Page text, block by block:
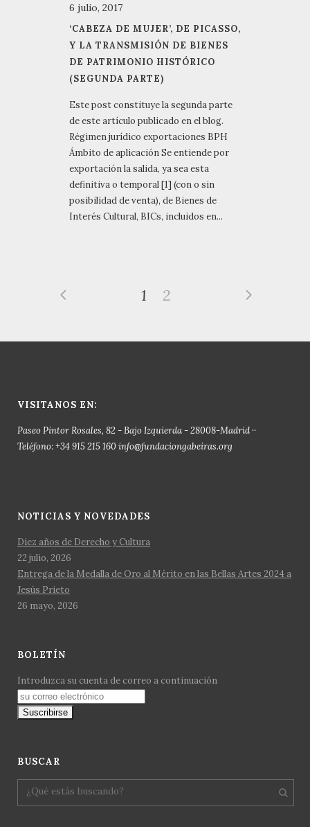
6 julio, 2017
‘CABEZA DE MUJER’, DE PICASSO,
Y LA TRANSMISIÓN DE BIENES
DE PATRIMONIO HISTÓRICO
(SEGUNDA PARTE)
Este post constituye la segunda parte
de este artículo publicado en el blog.
Régimen jurídico exportaciones BPH
Ámbito de aplicación Se entiende por
exportación la salida, ya sea esta
definitiva o temporal [1] (con o sin
posibilidad de venta), de Bienes de
Interés Cultural, BICs, incluidos en...
1 2
VISITANOS EN:
Paseo Pintor Rosales, 82 - Bajo Izquierda - 28008-Madrid ··
Teléfono: +34 915 215 160 info@fundaciongabeiras.org
NOTICIAS Y NOVEDADES
Diez años de Derecho y Cultura
22 julio, 2026
Entrega de la Medalla de Oro al Mérito en las Bellas Artes 2024 a
Jesús Prieto
26 mayo, 2026
BOLETÍN
Introduzca su cuenta de correo a continuación
BUSCAR